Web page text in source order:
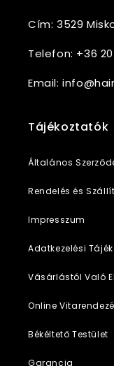
Cím: 3529
Telefon: +36
Email:
Tájékoztatók
Általános
Rendelés és
Impresszum
Adatkezelési
Vásárlástól Való
Online
Békéltető Testület
Garancia